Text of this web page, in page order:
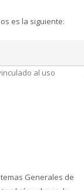
es la siguiente:
al uso
Generales de